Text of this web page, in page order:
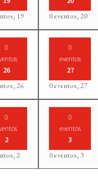
19 0 eventos,20
0
26
26
0
eventos
27
0 eventos,27
0
2
2
0
eventos
3
0 eventos, 3